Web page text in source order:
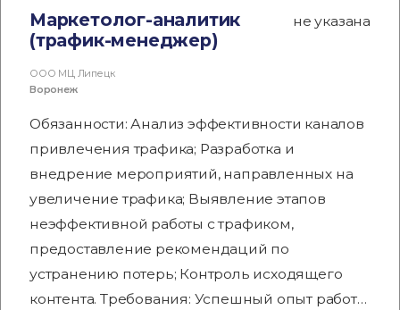
Маркетолог-аналитик
(трафик-менеджер)
не указана
ООО МЦ Липецк
Воронеж
Обязанности: Анализ эффективности каналов
привлечения трафика; Разработка и
внедрение мероприятий, направленных на
увеличение трафика; Выявление этапов
неэффективной работы с трафиком,
предоставление рекомендаций по
устранению потерь; Контроль исходящего
контента. Требования: Успешный опыт работ…